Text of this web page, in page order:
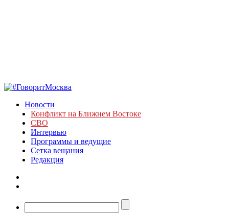
Новости
Конфликт на Ближнем Востоке
СВО
Интервью
Программы и ведущие
Сетка вещания
Редакция